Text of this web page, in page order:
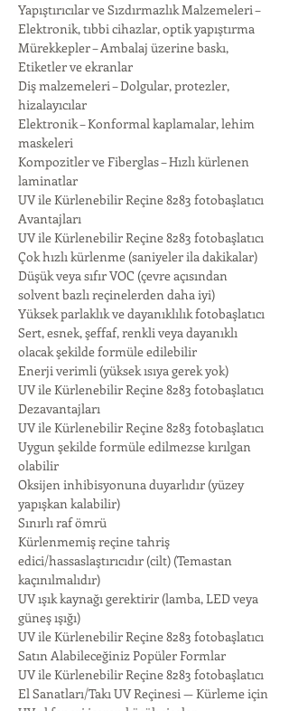
Yapıştırıcılar ve Sızdırmazlık Malzemeleri –
Elektronik, tıbbi cihazlar, optik yapıştırma
Mürekkepler – Ambalaj üzerine baskı,
Etiketler ve ekranlar
Diş malzemeleri – Dolgular, protezler,
hizalayıcılar
Elektronik – Konformal kaplamalar, lehim
maskeleri
Kompozitler ve Fiberglas – Hızlı kürlenen
laminatlar
UV ile Kürlenebilir Reçine 8283 fotobaşlatıcı
Avantajları
UV ile Kürlenebilir Reçine 8283 fotobaşlatıcı
Çok hızlı kürlenme (saniyeler ila dakikalar)
Düşük veya sıfır VOC (çevre açısından
solvent bazlı reçinelerden daha iyi)
Yüksek parlaklık ve dayanıklılık fotobaşlatıcı
Sert, esnek, şeffaf, renkli veya dayanıklı
olacak şekilde formüle edilebilir
Enerji verimli (yüksek ısıya gerek yok)
UV ile Kürlenebilir Reçine 8283 fotobaşlatıcı
Dezavantajları
UV ile Kürlenebilir Reçine 8283 fotobaşlatıcı
Uygun şekilde formüle edilmezse kırılgan
olabilir
Oksijen inhibisyonuna duyarlıdır (yüzey
yapışkan kalabilir)
Sınırlı raf ömrü
Kürlenmemiş reçine tahriş
edici/hassaslaştırıcıdır (cilt) (Temastan
kaçınılmalıdır)
UV ışık kaynağı gerektirir (lamba, LED veya
güneş ışığı)
UV ile Kürlenebilir Reçine 8283 fotobaşlatıcı
Satın Alabileceğiniz Popüler Formlar
UV ile Kürlenebilir Reçine 8283 fotobaşlatıcı
El Sanatları/Takı UV Reçinesi — Kürleme için